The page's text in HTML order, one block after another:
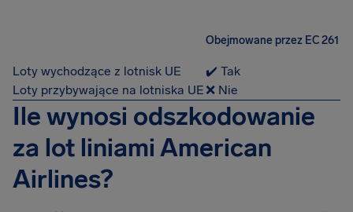
Obejmowane przez EC 261
Loty wychodzące z lotnisk UE
✔️ Tak
Loty przybywające na lotniska UE ❌ Nie
Ile wynosi odszkodowanie
za lot liniami American
Airlines?